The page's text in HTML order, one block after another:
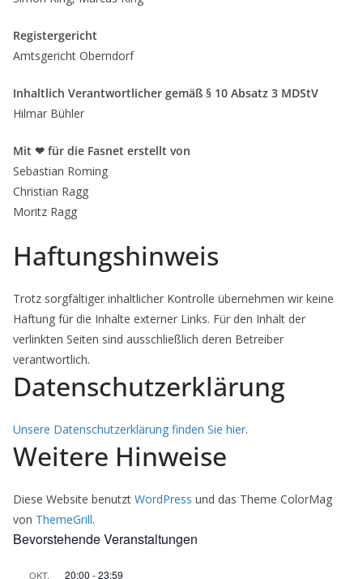
Registergericht
Amtsgericht Oberndorf
Inhaltlich Verantwortlicher gemäß § 10 Absatz 3 MDStV
Hilmar Bühler
Mit ❤︎ für die Fasnet erstellt von
Sebastian Roming
Christian Ragg
Moritz Ragg
Haftungshinweis
Trotz sorgfältiger inhaltlicher Kontrolle übernehmen wir keine
Haftung für die Inhalte externer Links. Für den Inhalt der
verlinkten Seiten sind ausschließlich deren Betreiber
verantwortlich.
Datenschutzerklärung
Unsere Datenschutzerklärung finden Sie hier.
Weitere Hinweise
Diese Website benutzt WordPress und das Theme ColorMag
von ThemeGrill.
Bevorstehende Veranstaltungen
OKT. 20:00 -23:59